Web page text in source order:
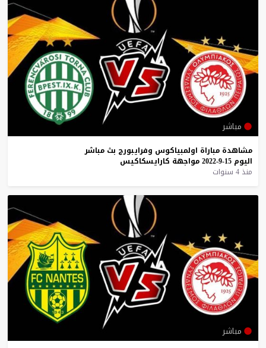
مباشر
مشاهدة مباراة اولمبياكوس وفرايبورج بث مباشر
اليوم 15-9-2022 مواجهة كارايسكاكيس
منذ 4 سنوات
مباشر